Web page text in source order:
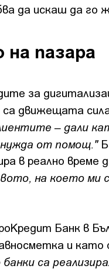
да искаш да го
пазара
за
движещата
– дали
от помощ."
в реално време
на което ми
Банк в
и като
банки са